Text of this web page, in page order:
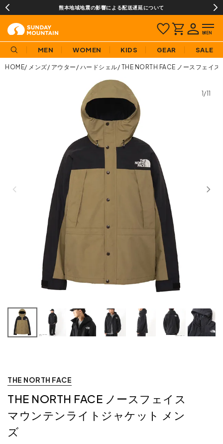
熊本地域地震の影響による配送遅延について
MEN WOMEN KIDS GEAR SALE
HOME メンズ アウター ハードシェル THE NORTH FACE ノースフェイ
1/11
THE NORTH FACE
THE NORTH FACE ノースフェイス
マウンテンライトジャケット メン
ズ